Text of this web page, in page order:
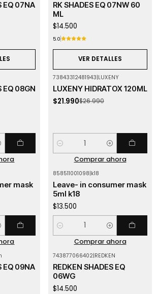
EQ 07NA
RK SHADES EQ 07NW 60
ML
$14.500
5.0
VER DETALLES
EQ 08GN
73843312481943|LUXENY
LUXENY HIDRATOX 120ML
$21.990$26.990
Cantidad
Comprar ahora
mask
858511001098|k18
Leave- in consumer mask
5ml k18
$13.500
Cantidad
Comprar ahora
EQ 09NA
743877066402|REDKEN
REDKEN SHADES EQ
06WG
$14.500